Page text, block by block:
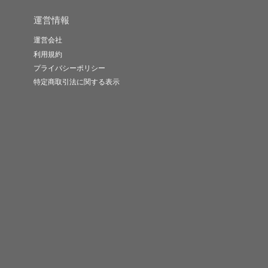
運営情報
運営会社
利用規約
プライバシーポリシー
特定商取引法に関する表示